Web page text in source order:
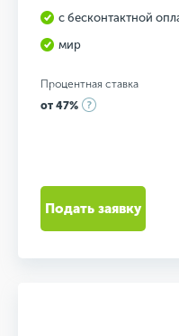
с бесконтактной
мир
Процентная ставка
от 47%
Подать заявку